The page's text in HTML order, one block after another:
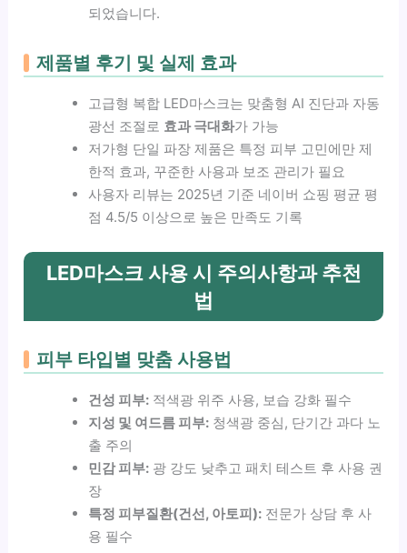
되었습니다.
제품별 후기 및 실제 효과
고급형 복합 LED마스크는 맞춤형 AI 진단과 자동
광선 조절로 효과 극대화가 가능
저가형 단일 파장 제품은 특정 피부 고민에만 제
한적 효과, 꾸준한 사용과 보조 관리가 필요
사용자 리뷰는 2025년 기준 네이버 쇼핑 평균 평
점 4.5/5 이상으로 높은 만족도 기록
LED마스크 사용 시 주의사항과 추천
법
피부 타입별 맞춤 사용법
건성 피부: 적색광 위주 사용, 보습 강화 필수
지성 및 여드름 피부: 청색광 중심, 단기간 과다 노
출 주의
민감 피부: 광 강도 낮추고 패치 테스트 후 사용 권
장
특정 피부질환(건선, 아토피): 전문가 상담 후 사
용 필수